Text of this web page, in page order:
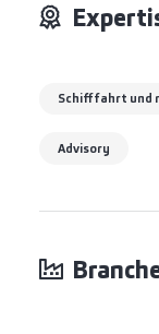
Schifffahrt und
Advisory